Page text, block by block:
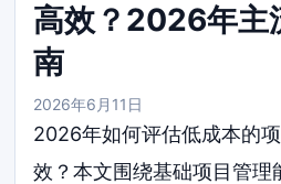
高效？2026年主
南
2026年6月11日
2026年如何评估低成本的
效？本文围绕基础项目管理